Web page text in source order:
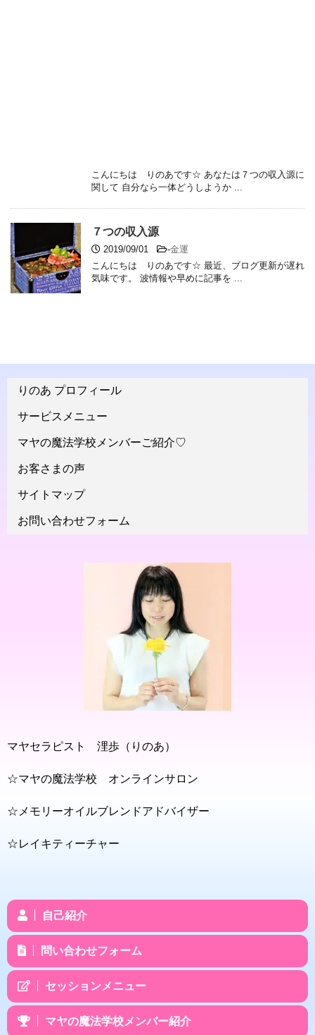
こんにちは りのあです☆ あなたは７つの収入源に
関して 自分なら一体どうしようか ...
７つの収入源
2019/09/01 -金運
こんにちは りのあです☆ 最近、ブログ更新が遅れ
気味です。 波情報や早めに記事を ...
りのあ プロフィール
サービスメニュー
マヤの魔法学校メンバーご紹介♡
お客さまの声
サイトマップ
お問い合わせフォーム
マヤセラピスト 浬歩（りのあ）
☆マヤの魔法学校 オンラインサロン
☆メモリーオイルブレンドアドバイザー
☆レイキティーチャー
自己紹介
問い合わせフォーム
セッションメニュー
マヤの魔法学校メンバー紹介